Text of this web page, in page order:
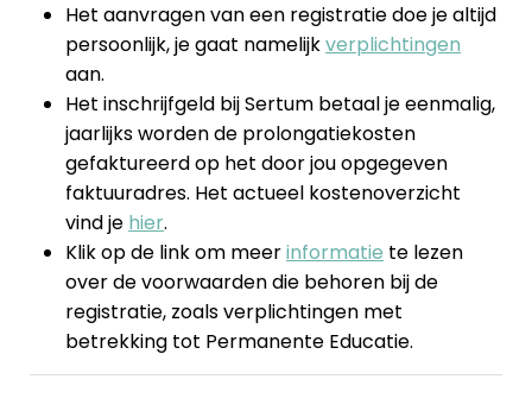
Het aanvragen van een registratie doe je altijd
persoonlijk, je gaat namelijkverplichtingen
aan.
Het inschrijfgeld bij Sertum betaal je eenmalig,
jaarlijks worden de prolongatiekosten
gefaktureerd op het door jou opgegeven
faktuuradres. Het actueel kostenoverzicht
vind je hier.
Klik op de link om meerinformatie te lezen
over de voorwaarden die behoren bij de
registratie, zoals verplichtingen met
betrekking tot Permanente Educatie.